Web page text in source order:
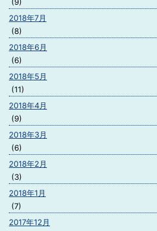
2018年7月
(8)
2018年6月
(6)
2018年5月
(11)
2018年4月
(9)
2018年3月
(6)
2018年2月
(3)
2018年1月
(7)
2017年12月